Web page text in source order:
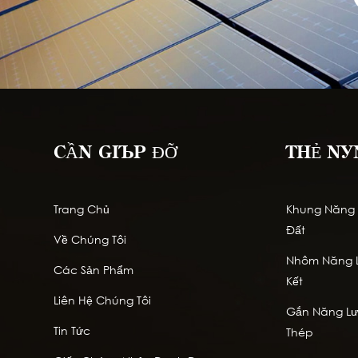
CẦN GIÚP ĐỠ
Trang Chủ
Về Chúng Tôi
Các Sản Phẩm
Liên Hệ Chúng Tôi
Tin Tức
THẺ
Khung Năng
Đất
Nhôm Năng
Kết
Gắn Năng
Thép